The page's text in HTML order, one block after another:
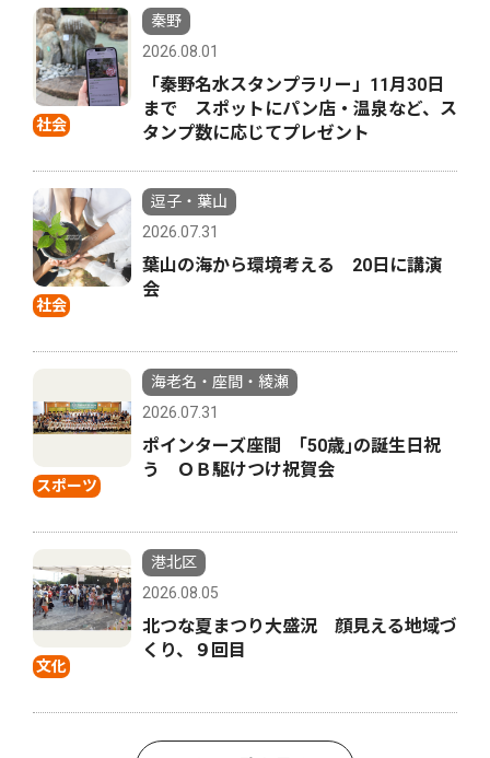
社会
秦野
2026.08.01
「秦野名水スタンプラリー」11月30日
まで スポットにパン店・温泉など、ス
タンプ数に応じてプレゼント
社会
逗子・葉山
2026.07.31
葉山の海から環境考える 20日に講演
会
スポーツ
海老名・座間・綾瀬
2026.07.31
ポインターズ座間 ｢50歳｣の誕生日祝
う ＯＢ駆けつけ祝賀会
文化
港北区
2026.08.05
北つな夏まつり大盛況 顔見える地域づ
くり、９回目